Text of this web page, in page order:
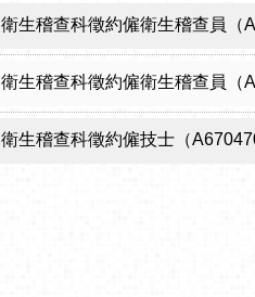
衛生稽查科徵約僱衛生稽查員（
衛生稽查科徵約僱衛生稽查員（
衛生稽查科徵約僱技士（